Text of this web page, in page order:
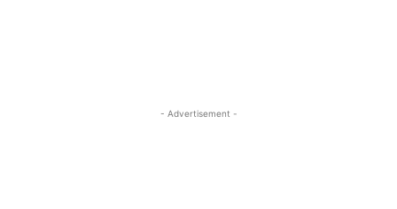
- Advertisement -